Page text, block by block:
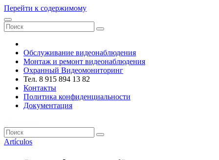
Перейти к содержимому
Обслуживание видеонаблюдения
Монтаж и ремонт видеонаблюдения
Охранный Видеомониторинг
Тел. 8 915 894 13 82
Контакты
Политика конфиденциальности
Документация
Artículos